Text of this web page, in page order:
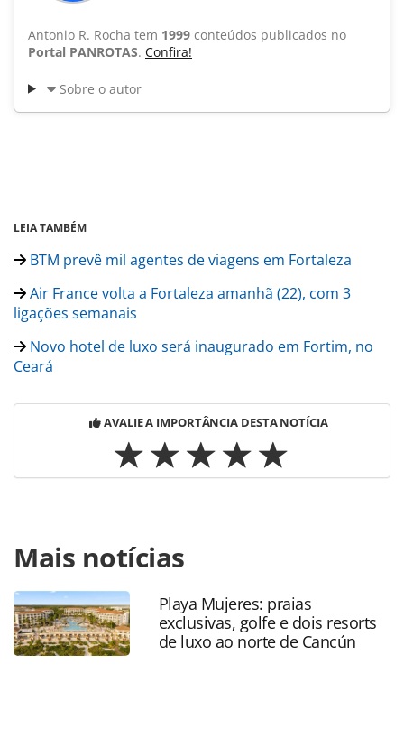
Antonio R. Rocha tem 1999 conteúdos publicados no
Portal PANROTAS. Confira!
Sobre o autor
LEIA TAMBÉM
BTM prevê mil agentes de viagens em Fortaleza
Air France volta a Fortaleza amanhã (22), com 3
ligações semanais
Novo hotel de luxo será inaugurado em Fortim, no
Ceará
AVALIE A IMPORTÂNCIA DESTA NOTÍCIA
https://www.panrotas.com.br/agencias-de-
viagens/eventos/2021/10/btm-ressalta-importancia-de-
fortaleza-sediar-eventos-do-setor_185110.html ou as
ferramentas oferecidas na página. Todo o conteúdo
produzido pela PANROTAS Editora é protegido pela
legislação brasileira sobre direito autoral. Não reproduza o
Mais notícias
Playa Mujeres: praias
exclusivas, golfe e dois resorts
de luxo ao norte de Cancún